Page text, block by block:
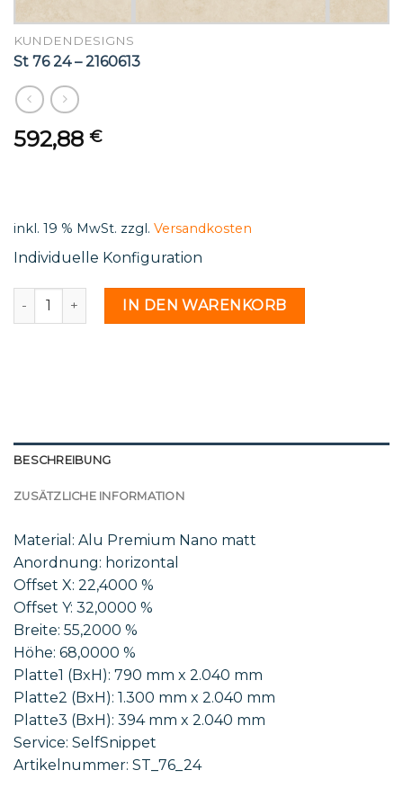
KUNDENDESIGNS
St 76 24 – 2160613
592,88 €
inkl. 19 % MwSt. zzgl. Versandkosten
Individuelle Konfiguration
St 76 24 - 2160613 MengeIN DEN WARENKORB
BESCHREIBUNG
ZUSÄTZLICHE INFORMATION
Material: Alu Premium Nano matt
Anordnung: horizontal
Offset X: 22,4000 %
Offset Y: 32,0000 %
Breite: 55,2000 %
Höhe: 68,0000 %
Platte1 (BxH): 790 mm x 2.040 mm
Platte2 (BxH): 1.300 mm x 2.040 mm
Platte3 (BxH): 394 mm x 2.040 mm
Service: SelfSnippet
Artikelnummer: ST_76_24